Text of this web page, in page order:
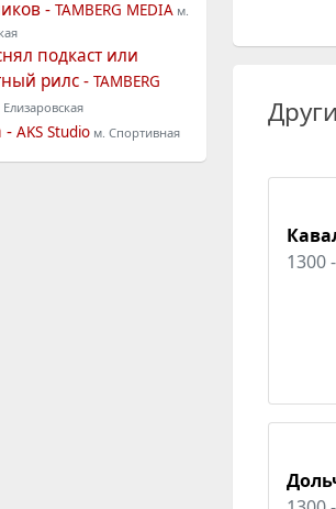
1300
- TAMBERG MEDIA м.
подкаст или
рилс - TAMBERG
- AKS Studio м. Спортивная